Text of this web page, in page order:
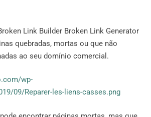
Link Builder Broken Link Generator
quebradas, mortas ou que não
ao seu domínio comercial.
wp-
09/Reparer-les-liens-casses.png